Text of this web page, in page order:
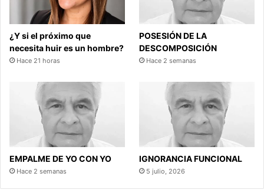
¿Y si el próximo que
necesita huir es un hombre?
Hace 21 horas
POSESIÓN DE LA
DESCOMPOSICIÓN
Hace 2 semanas
EMPALME DE YO CON YO
Hace 2 semanas
IGNORANCIA FUNCIONAL
5 julio, 2026